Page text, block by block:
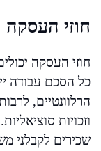
חוזי העסקה
חוזי העסקה
כל הסכם עבודה
הרלוונטיים,
וזכויות
שכירים לקבלני